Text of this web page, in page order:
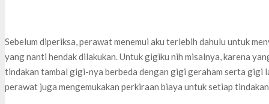
Sebelum diperiksa, perawat menemui aku terlebih dahulu untuk
yang nanti hendak dilakukan. Untuk gigiku nih misalnya, karena
tindakan tambal gigi-nya berbeda dengan gigi geraham serta gigi
perawat juga mengemukakan perkiraan biaya untuk setiap